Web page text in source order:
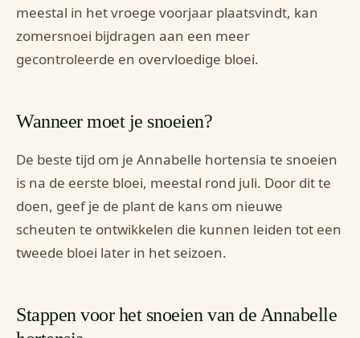
meestal in het vroege voorjaar plaatsvindt, kan
zomersnoei bijdragen aan een meer
gecontroleerde en overvloedige bloei.
Wanneer moet je snoeien?
De beste tijd om je Annabelle hortensia te snoeien
is na de eerste bloei, meestal rond juli. Door dit te
doen, geef je de plant de kans om nieuwe
scheuten te ontwikkelen die kunnen leiden tot een
tweede bloei later in het seizoen.
Stappen voor het snoeien van de Annabelle